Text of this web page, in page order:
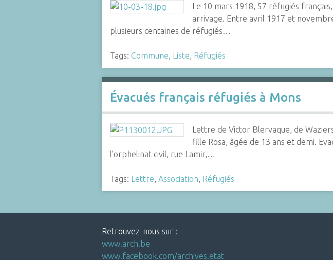
Le 10 mars 1918, 57 réfugiés
arrivage. Entre avril 1917 et
plusieurs centaines de réfugiés…
Tags: Commune, Liste, Réfugiés
Évacués français réfugiés à Mons
Lettre de Victor Blervaque, de
fille Rosa, âgée de 13 ans et demi.
l’orphelinat civil, rue Lamir,…
Tags: Lettre, Association, Réfugiés
Retrouvez-nous sur :
www.arch.be
www.facebook.com/archives.etat